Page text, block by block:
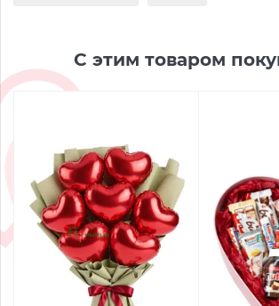
С этим товаром